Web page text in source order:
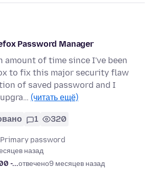
Password Manager
amount of time since I've been
to fix this major security flaw
of saved password and I
(читать ещё)
1 320
Primary password
назад
-...отвечено9 месяцев назад